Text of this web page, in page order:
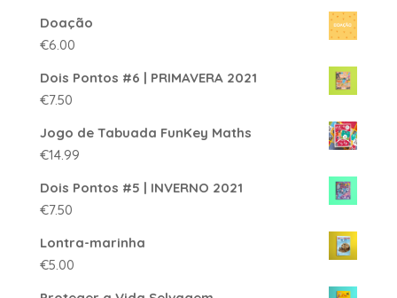
Doação
€6.00
Dois Pontos #6 | PRIMAVERA 2021
€7.50
Jogo de Tabuada FunKey Maths
€14.99
Dois Pontos #5 | INVERNO 2021
€7.50
Lontra-marinha
€5.00